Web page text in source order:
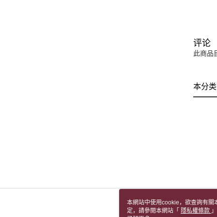
评论
此商品
本分
本網站中使用cookie，欲查詢有
定，請參閱本網站「 隱私權條款